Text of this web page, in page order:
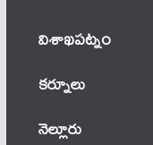
విశాఖపట్నం
కర్నూలు
నెల్లూరు